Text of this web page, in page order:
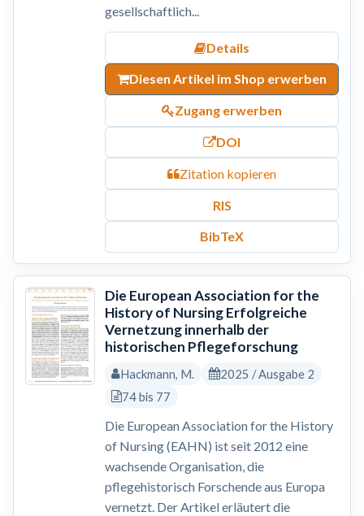
gesellschaftlich...
Details
Diesen Artikel im Shop erwerben
Zugang erwerben
DOI
Zitation kopieren
RIS
BibTeX
Die European Association for the
History of Nursing Erfolgreiche
Vernetzung innerhalb der
historischen Pflegeforschung
Hackmann, M.
2025 / Ausgabe 2
74 bis 77
Die European Association for the History
of Nursing (EAHN) ist seit 2012 eine
wachsende Organisation, die
pflegehistorisch Forschende aus Europa
vernetzt. Der Artikel erläutert die